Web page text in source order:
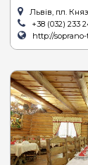
Львів, пл.
+38 (032) 233
http://